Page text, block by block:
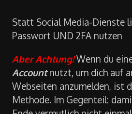
Passwort UND 2FA nutzen
Aber Achtung!Wenn du
Accountnutzt, um dich auf